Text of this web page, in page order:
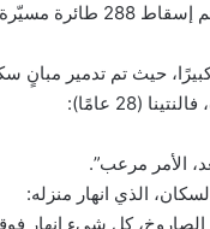
وثلاثة صواريخ.
حيث تم تدمير مبانٍ
(28 عامًا):
الأمر مرعب”.
الذي انهار منزله:
كل شيء انهار